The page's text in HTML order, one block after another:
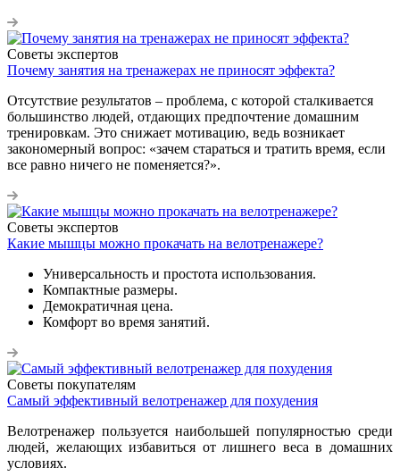
Советы экспертов
Почему занятия на тренажерах не приносят эффекта?
Отсутствие результатов – проблема, с которой сталкивается
большинство людей, отдающих предпочтение домашним
тренировкам. Это снижает мотивацию, ведь возникает
закономерный вопрос: «зачем стараться и тратить время, если
все равно ничего не поменяется?».
Советы экспертов
Какие мышцы можно прокачать на велотренажере?
Универсальность и простота использования.
Компактные размеры.
Демократичная цена.
Комфорт во время занятий.
Советы покупателям
Самый эффективный велотренажер для похудения
Велотренажер пользуется наибольшей популярностью среди
людей, желающих избавиться от лишнего веса в домашних
условиях.